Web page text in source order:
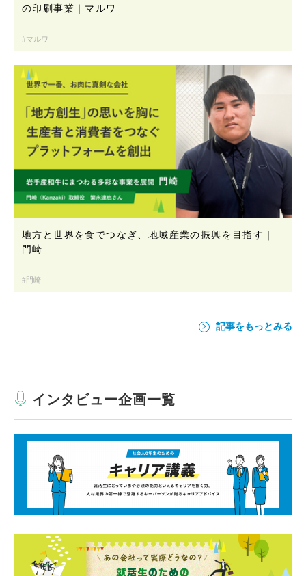
の印刷事業｜マルワ
マルワ
地方と世界を食でつなぎ、地域産業の振興を目指す｜
門崎
門崎
記事をもっとみる
インタビュー企画一覧